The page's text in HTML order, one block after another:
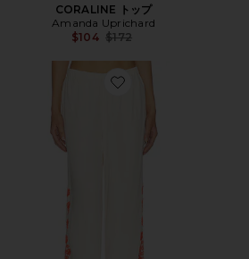
CORALINE トップ
Amanda Uprichard
$104 Previous price:
$172
Favorite CORALINE パンツ